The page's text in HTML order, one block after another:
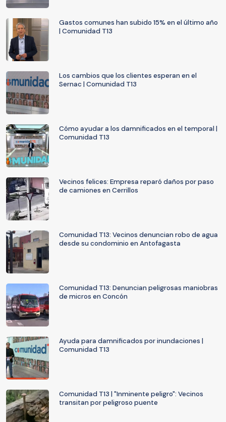
Gastos comunes han subido 15% en el último año
| Comunidad T13
Los cambios que los clientes esperan en el
Sernac | Comunidad T13
Cómo ayudar a los damnificados en el temporal |
Comunidad T13
Vecinos felices: Empresa reparó daños por paso
de camiones en Cerrillos
Comunidad T13: Vecinos denuncian robo de agua
desde su condominio en Antofagasta
Comunidad T13: Denuncian peligrosas maniobras
de micros en Concón
Ayuda para damnificados por inundaciones |
Comunidad T13
Comunidad T13 | "Inminente peligro": Vecinos
transitan por peligroso puente